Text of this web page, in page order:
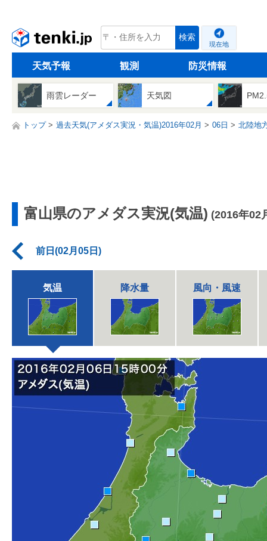
tenki.jp 検索
現在地
天気予報 観測 防災情報
雨雲レーダー 天気図
トップ 過去天気(アメダス実況・気温)2016年02月 06日 北陸地
富山県のアメダス実況(気温) (2016年02
前日(02月05日)
気温 降水量 風向・風速